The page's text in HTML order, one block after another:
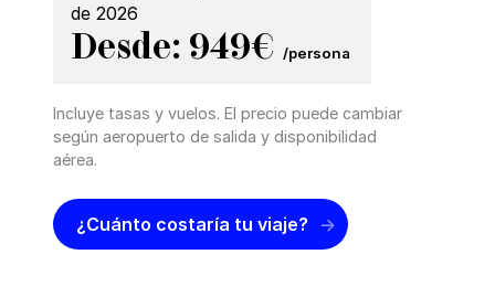
de 2026
Desde: 949€ /persona
Incluye tasas y vuelos. El precio puede cambiar
según aeropuerto de salida y disponibilidad
aérea.
¿Cuánto costaría tu viaje?